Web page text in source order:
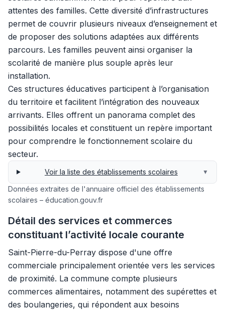
attentes des familles. Cette diversité d’infrastructures
permet de couvrir plusieurs niveaux d’enseignement et
de proposer des solutions adaptées aux différents
parcours. Les familles peuvent ainsi organiser la
scolarité de manière plus souple après leur
installation.
Ces structures éducatives participent à l’organisation
du territoire et facilitent l’intégration des nouveaux
arrivants. Elles offrent un panorama complet des
possibilités locales et constituent un repère important
pour comprendre le fonctionnement scolaire du
secteur.
Voir la liste des établissements scolaires ▼
Données extraites de l'annuaire officiel des établissements
scolaires – éducation.gouv.fr
Détail des services et commerces
constituant l’activité locale courante
Saint-Pierre-du-Perray dispose d'une offre
commerciale principalement orientée vers les services
de proximité. La commune compte plusieurs
commerces alimentaires, notamment des supérettes et
des boulangeries, qui répondent aux besoins